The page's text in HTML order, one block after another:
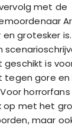
met de
grotesker
is
tegen gore
op met het
maar